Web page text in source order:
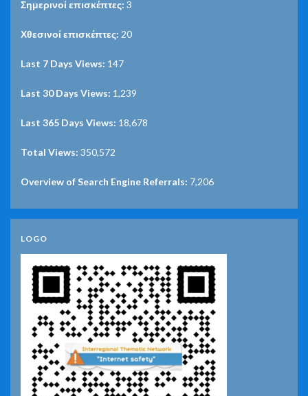
Σημερινοί επισκέπτες: 3
Χθεσινοί επισκέπτες: 20
Last 7 Days Views: 147
Last 30 Days Views: 1,239
Last 365 Days Views: 18,678
Total Views: 350,572
Overview of Search Engine Referrals: 7,206
LOGO